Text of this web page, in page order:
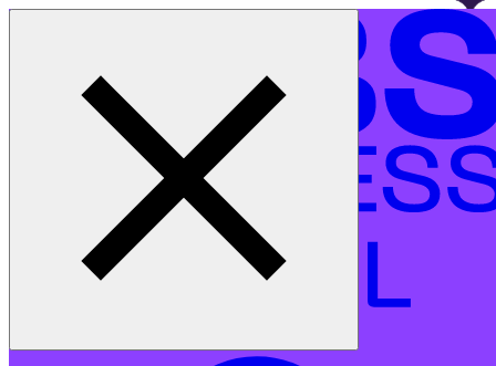
Inicio
Programas
MBA en Innovación Estratégica e Inteligencia Artificial